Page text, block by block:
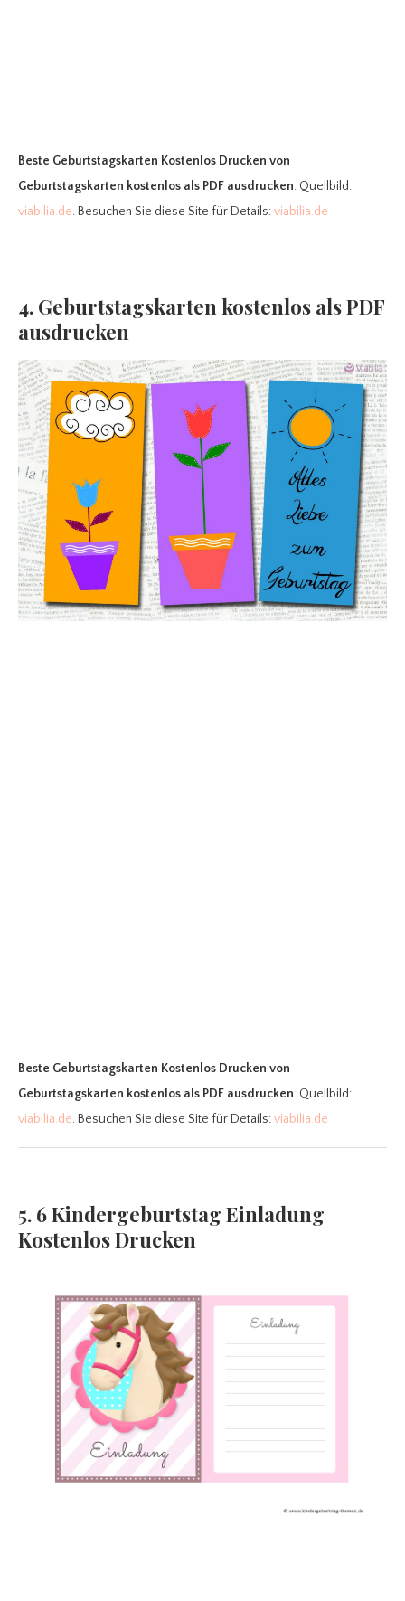
Beste Geburtstagskarten Kostenlos Drucken von
Geburtstagskarten kostenlos als PDF ausdrucken. Quellbild:
viabilia.de. Besuchen Sie diese Site für Details:viabilia.de
4. Geburtstagskarten kostenlos als PDF
ausdrucken
Beste Geburtstagskarten Kostenlos Drucken von
Geburtstagskarten kostenlos als PDF ausdrucken. Quellbild:
viabilia.de. Besuchen Sie diese Site für Details:viabilia.de
5. 6 Kindergeburtstag Einladung
Kostenlos Drucken